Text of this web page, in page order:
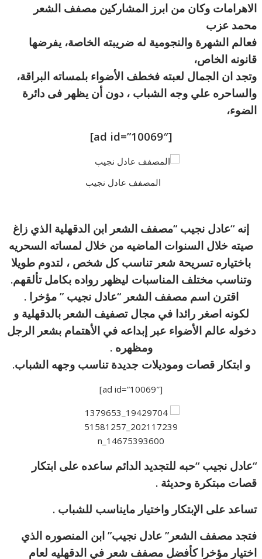
الاهرامات وكان من ابرز المشاركين مصفف الشعر
محمد عزب
فعالم الشهرة والنجومية له ضريبته الخاصة، يفرضها
قانونه الخاص،
وتجد ان الجمال لعبته فخطف الأضواء بلمساته البراقة،
والساحره علي وجه الشباب ، دون أن يظهر فى دائرة
الضوء،
[ad id=”10069″]
المصفف عادل نجيب
إنه “عادل نجيب “مصفف الشعر ابن الدقهلية الذي زاغ
صيته خلال السنوات الماضيه من خلال لمساته السحريه
باختياره تسريحة شعر تناسب كل شخص ، لتدوم طويلا
وتناسب مختلف المناسبات ليظهر رواده بكامل تألقهم.
اقترن اسم مصفف الشعر “عادل نجيب ” مؤخرا .
لكونه اصغر رائدا في مجال تصفيف الشعر بالدقهلية و
دخوله عالم الأضواء عبر إبداعه في الأهتمام بشعر الرجل
ومظهره .
و ابتكار قصات وموديلات جديدة تناسب وجهه الشباب.
[ad id=”10069″]
“عادل نجيب “حبه للتجديد الدائم ساعده على ابتكار
قصات مبتكرة وحديثة .
تساعد على الإبتكار واختيار مايناسب للشباب .
فتجد مصفف الشعر” عادل نجيب” ابن المنصوره الذي
اختيار مؤخرا كأفضل مصفف شعر في الدقهليه لعام